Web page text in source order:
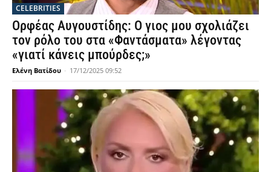
CELEBRITIES
Ορφέας Αυγουστίδης: Ο γιος μου σχολιάζει
τον ρόλο του στα «Φαντάσματα» λέγοντας
«γιατί κάνεις μπούρδες;»
Ελένη Βατίδου - 17/12/2025 09:52